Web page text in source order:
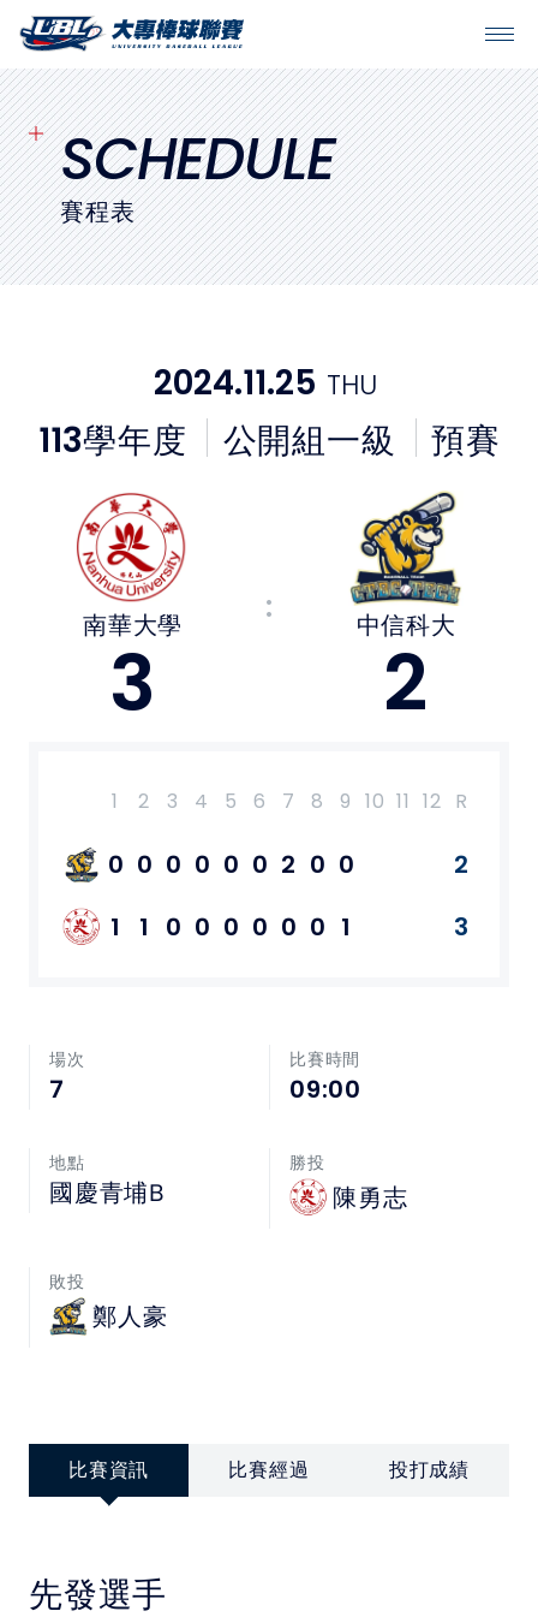
SITEMAP
首頁
球隊戰績
賽程表
比賽場地
最新消息
媒體文章
下載專區
聯絡我們
中華民國大專院校體育總會
SCHEDULE
賽程表
2024.11.25 THU
113學年度 公開組一級 預賽
南華大學
3
: 中信科大
2
1 2 3 4 5 6 7 8 9 10 11 12 R
0 0 0 0 0 0 2 0 0 2
1
1 0 0 0 0 0 0 1 3
場次
7
比賽時間
09:00
地點
國慶青埔B
勝投
陳勇志
敗投
鄭人豪
比賽資訊 比賽經過 投打成績
先發選手